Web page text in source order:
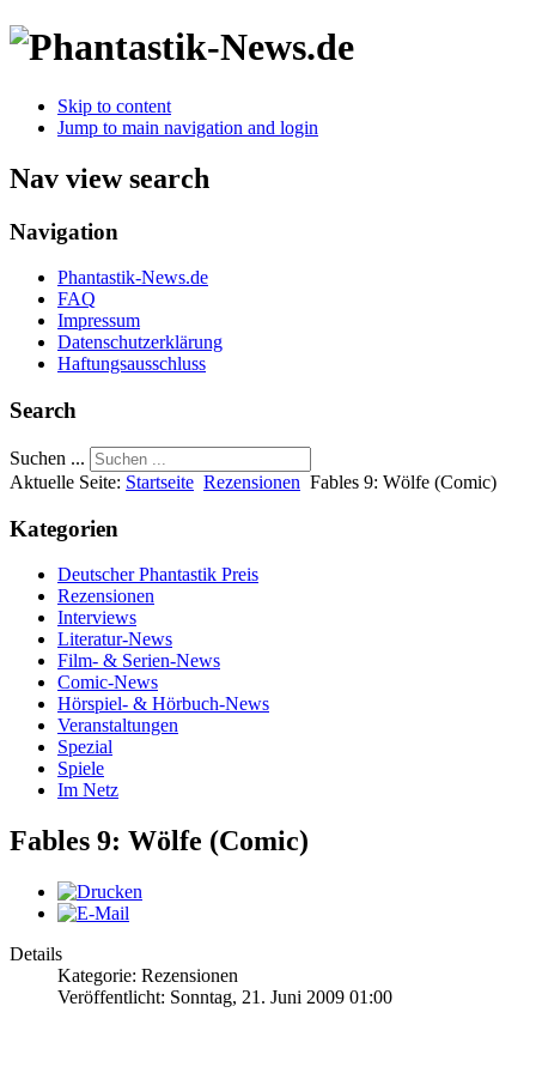
Skip to content
Jump to main navigation and login
Nav view search
Navigation
Phantastik-News.de
FAQ
Impressum
Datenschutzerklärung
Haftungsausschluss
Search
Suchen ...
Aktuelle Seite: Startseite Rezensionen Fables 9: Wölfe (Comic)
Kategorien
Deutscher Phantastik Preis
Rezensionen
Interviews
Literatur-News
Film- & Serien-News
Comic-News
Hörspiel- & Hörbuch-News
Veranstaltungen
Spezial
Spiele
Im Netz
Fables 9: Wölfe (Comic)
Details
Kategorie: Rezensionen
Veröffentlicht: Sonntag, 21. Juni 2009 01:00